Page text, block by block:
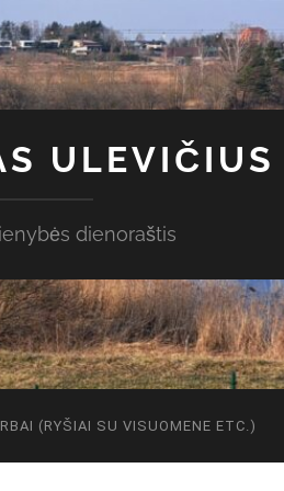
ULEVIČIUS
dienoraštis
(RYŠIAI SU VISUOMENE ETC.)